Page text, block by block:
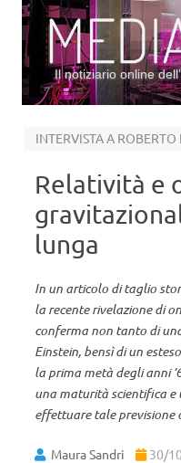
Il notiziario online
INTERVISTA A ROBERTO
Relatività e
lunga
In un articolo di taglio
la recente rivelazione di
conferma non tanto di
Einstein, bensì di un
la prima metà degli anni
una maturità scientifica e
effettuare tale previsione
Maura Sandri 30/